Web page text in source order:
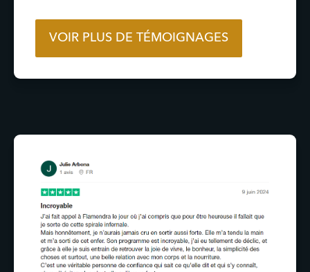
VOIR PLUS DE TÉMOIGNAGES